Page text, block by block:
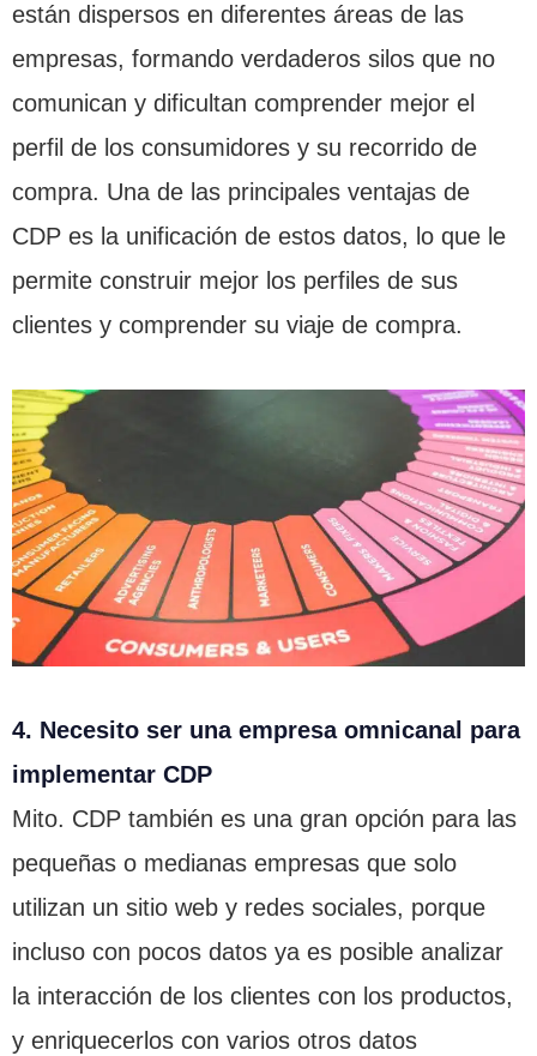
están dispersos en diferentes áreas de las
empresas, formando verdaderos silos que no
comunican y dificultan comprender mejor el
perfil de los consumidores y su recorrido de
compra. Una de las principales ventajas de
CDP es la unificación de estos datos, lo que le
permite construir mejor los perfiles de sus
clientes y comprender su viaje de compra.
4. Necesito ser una empresa omnicanal para
implementar CDP
Mito. CDP también es una gran opción para las
pequeñas o medianas empresas que solo
utilizan un sitio web y redes sociales, porque
incluso con pocos datos ya es posible analizar
la interacción de los clientes con los productos,
y enriquecerlos con varios otros datos